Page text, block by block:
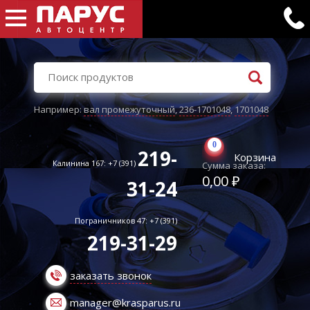
Например:вал промежуточный,236-1701048,1701048
Калинина 167: +7 (391) 219-
31-24
Пограничников 47: +7 (391)
219-31-29
заказать звонок
manager@krasparus.ru
0
Корзина
Сумма заказа:
0,00 ₽